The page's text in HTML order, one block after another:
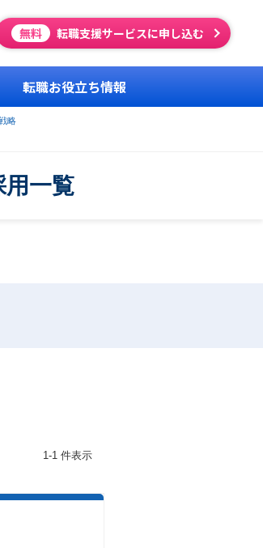
無料 転職支援サービスに申し込む
転職お役立ち情報
略
一覧
1-1 件表示